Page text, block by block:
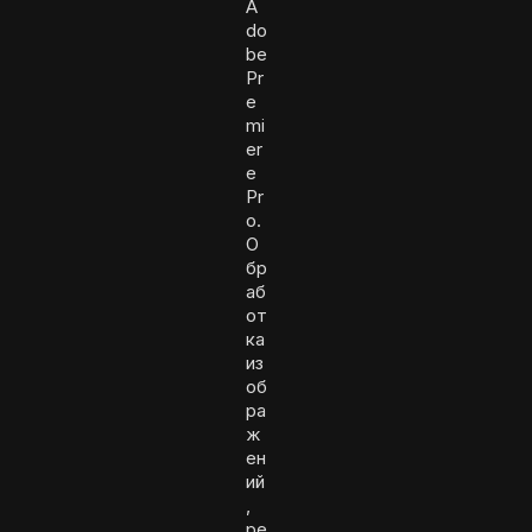
A
do
be
Pr
e
mi
er
e
Pr
o.
О
бр
аб
от
ка
из
об
ра
ж
ен
ий
,